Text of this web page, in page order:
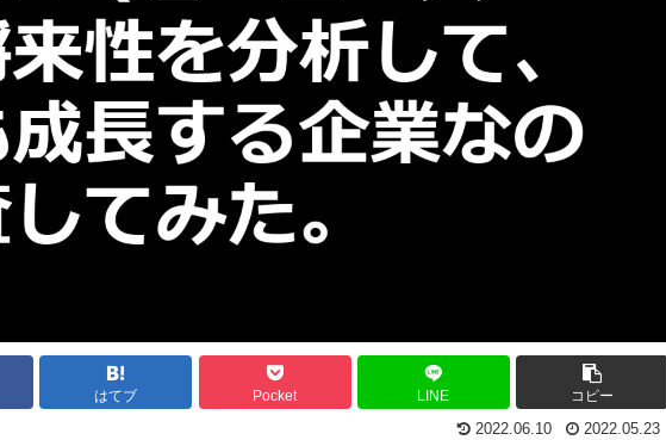
はてブ Pocket LINE コピー
2022.06.10 2022.05.23